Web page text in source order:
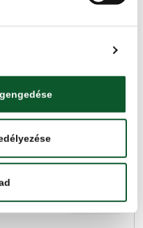
Tovább
Soós Premio 4
betű
Tovább